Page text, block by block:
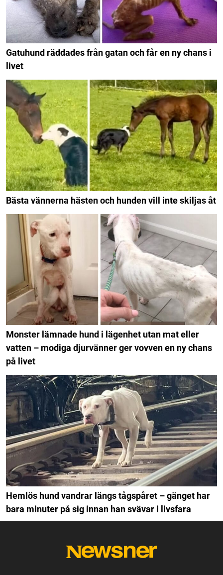
Gatuhund räddades från gatan och får en ny chans i
livet
Bästa vännerna hästen och hunden vill inte skiljas åt
Monster lämnade hund i lägenhet utan mat eller
vatten – modiga djurvänner ger vovven en ny chans
på livet
Hemlös hund vandrar längs tågspåret – gänget har
bara minuter på sig innan han svävar i livsfara